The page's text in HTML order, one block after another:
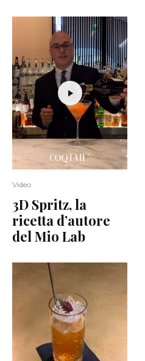
Video
3D Spritz, la
ricetta d’autore
del Mio Lab